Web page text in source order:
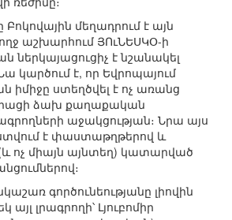
մեղադրում է այն
աշխարհում ՅՈւՆԵՍԿՕ-ի
ներկայացուցիչ է նշանակել
կարծում է, որ Եվրոպայում
իմիջը ստեղծվել է ոչ առանց
ձախ քաղաքական
աջակցության։ Նրա այս
է փաստաթղթերով և
ոչ միայն այնտեղ) կատարված
գործունեությանը լիովին
այլ լրագրողի՝ Լյուբոմիր